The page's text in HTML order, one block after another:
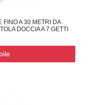
FINO A 30 METRI DA
DOCCIA A 7 GETTI